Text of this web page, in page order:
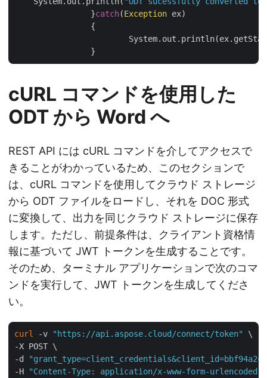
		}
catch(Exception ex)
cURL コマンドを使用した
ODT から Word へ
REST API には cURL コマンドを介してアクセスで
きることがわかっているため、このセクションで
は、cURL コマンドを使用してクラウド ストレージ
から ODT ファイルをロードし、それを DOC 形式
に変換して、出力を同じクラウド ストレージに保存
します。ただし、前提条件は、クライアント資格情
報に基づいて JWT トークンを生成することです。
そのため、ターミナル アプリケーションで次のコマ
ンドを実行して、JWT トークンを生成してくださ
い。
curl -v "https://api.aspose.cloud/connect/token"
\
-X POST \
-d
"grant_type=client_credentials&client_id=bbf94a2c-
-H
"Content-Type: application/x-www-form-urlencoded"